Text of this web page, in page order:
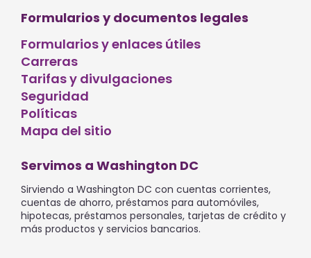
Formularios y documentos legales
Formularios y enlaces útiles
Carreras
Tarifas y divulgaciones
Seguridad
Políticas
Mapa del sitio
Servimos a Washington DC
Sirviendo a Washington DC con cuentas corrientes,
cuentas de ahorro, préstamos para automóviles,
hipotecas, préstamos personales, tarjetas de crédito y
más productos y servicios bancarios.